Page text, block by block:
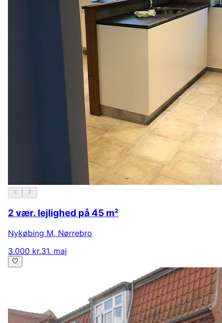
2 vær. lejlighed på 45 m²
Nykøbing M, Nørrebro
3.000 kr.31. maj